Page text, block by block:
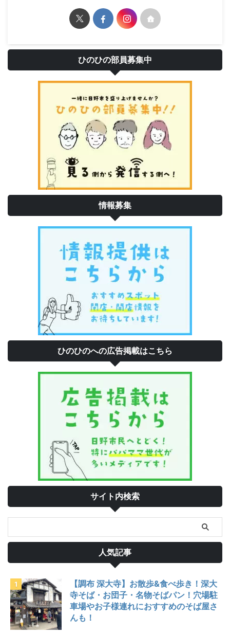
ひのひの部員募集中
情報募集
ひのひのへの広告掲載はこちら
サイト内検索
人気記事
【調布 深大寺】お散歩&食べ歩き！深大
寺そば・お団子・名物そばパン！穴場駐
車場やお子様連れにおすすめのそば屋さ
んも！